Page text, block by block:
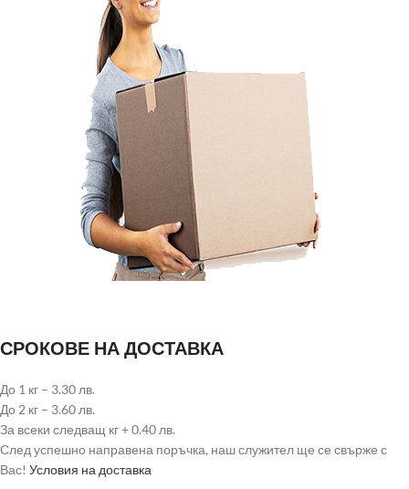
СРОКОВЕ НА ДОСТАВКА
До 1 кг – 3.30 лв.
До 2 кг – 3.60 лв.
За всеки следващ кг + 0.40 лв.
След успешно направена поръчка, наш служител ще се свърже с
Вас! Условия на доставка